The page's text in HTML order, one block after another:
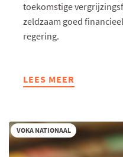
toekomstige
zeldzaam goed
regering.
LEES MEER
ABOUT
WORDT
ONZE
VOKA NATIONAAL